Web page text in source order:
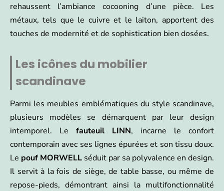
rehaussent l’ambiance cocooning d’une pièce. Les
métaux, tels que le cuivre et le laiton, apportent des
touches de modernité et de sophistication bien dosées.
Les icônes du mobilier
scandinave
Parmi les meubles emblématiques du style scandinave,
plusieurs modèles se démarquent par leur design
intemporel. Le fauteuil LINN, incarne le confort
contemporain avec ses lignes épurées et son tissu doux.
Le pouf MORWELL séduit par sa polyvalence en design.
Il servit à la fois de siège, de table basse, ou même de
repose-pieds, démontrant ainsi la multifonctionnalité